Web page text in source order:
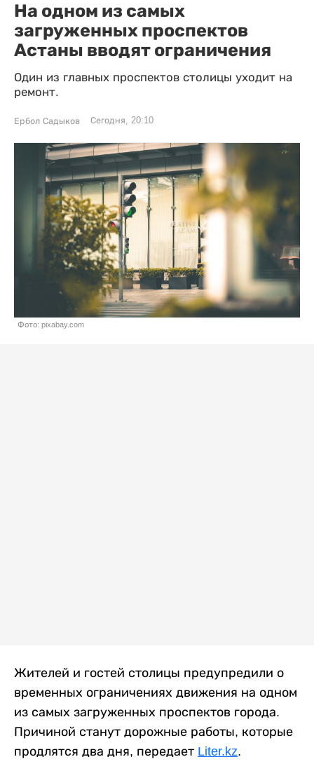
На одном из самых
загруженных проспектов
Астаны вводят ограничения
Один из главных проспектов столицы уходит на
ремонт.
Ербол Садыков Сегодня, 20:10
Фото: pixabay.com
Жителей и гостей столицы предупредили о
временных ограничениях движения на одном
из самых загруженных проспектов города.
Причиной станут дорожные работы, которые
продлятся два дня, передает Liter.kz.